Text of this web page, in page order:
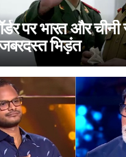
पर भारत और
भिड़ंत